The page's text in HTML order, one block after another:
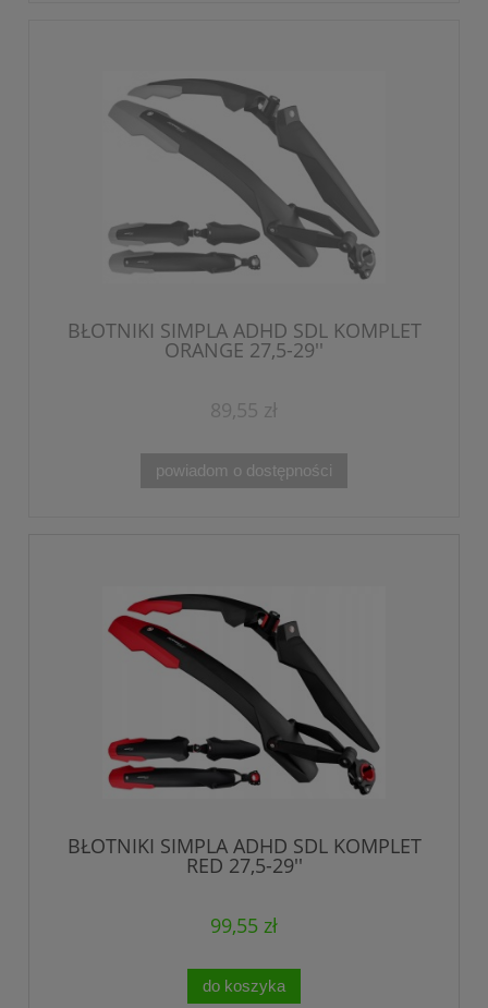
BŁOTNIKI SIMPLA ADHD SDL KOMPLET
ORANGE 27,5-29''
89,55 zł
powiadom o dostępności
BŁOTNIKI SIMPLA ADHD SDL KOMPLET
RED 27,5-29''
99,55 zł
do koszyka